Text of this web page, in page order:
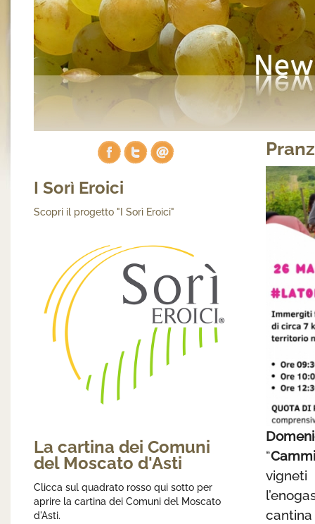
I Sorì Eroici
Scopri il progetto "I Sorì Eroici"
La cartina dei Comuni
del Moscato d'Asti
Clicca sul quadrato rosso qui sotto per
aprire la cartina dei Comuni del Moscato
d'Asti.
“